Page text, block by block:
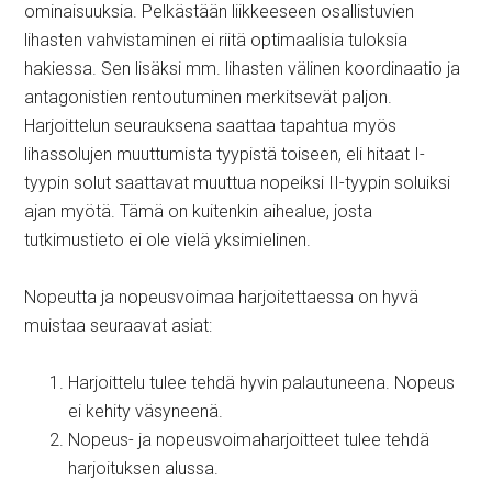
ominaisuuksia. Pelkästään liikkeeseen osallistuvien
lihasten vahvistaminen ei riitä optimaalisia tuloksia
hakiessa. Sen lisäksi mm. lihasten välinen koordinaatio ja
antagonistien rentoutuminen merkitsevät paljon.
Harjoittelun seurauksena saattaa tapahtua myös
lihassolujen muuttumista tyypistä toiseen, eli hitaat I-
tyypin solut saattavat muuttua nopeiksi II-tyypin soluiksi
ajan myötä. Tämä on kuitenkin aihealue, josta
tutkimustieto ei ole vielä yksimielinen.
Nopeutta ja nopeusvoimaa harjoitettaessa on hyvä
muistaa seuraavat asiat:
Harjoittelu tulee tehdä hyvin palautuneena. Nopeus
ei kehity väsyneenä.
Nopeus- ja nopeusvoimaharjoitteet tulee tehdä
harjoituksen alussa.